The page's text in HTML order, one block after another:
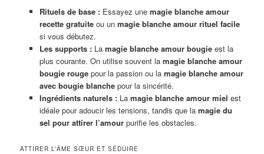
Rituels de base :Essayez une magie blanche amour
recette gratuiteou un magie blanche amour rituel facile
si vous débutez.
Les supports :La magie blanche amour bougieest la
plus courante. On utilise souvent la magie blanche amour
bougie rougepour la passion ou la magie blanche amour
avec bougie blanchepour la sincérité.
Ingrédients naturels :La magie blanche amour miel est
idéale pour adoucir les tensions, tandis que la magie du
sel pour attirer l’amourpurifie les obstacles.
ATTIRER L’ÂME SŒUR ET SÉDUIRE